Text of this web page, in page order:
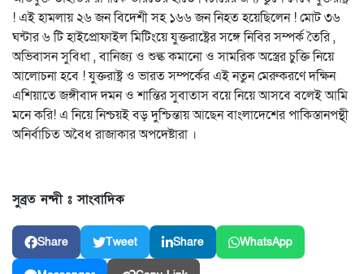
! এই হামলায় ২৬ জন বিদেশী সহ ১৬৬ জন নিহত হয়েছিলেন ! মোট ৩৬
ঘন্টার ৬ টি হাইপ্রোফাইল মিটিংয়ে যুক্তরাষ্ট্রের সঙ্গে নিবির সম্পর্ক তৈরি ,
অভিবাসন সুবিধা , বানিজ্য ও শুল্ক কমানো ও সামরিক অস্ত্রের চুক্তি নিয়ে
আলোচনা হবে ! যুক্তরাষ্ট্র ও ভারত সম্পর্কের এই নতুন মেরুকরণে দক্ষিন
এশিয়াতে জঙ্গীবাদ দমন ও শান্তির সুবাতাস বয়ে নিয়ে আসবে বলেই আমি
মনে করি! এ নিয়ে নিশ্চয়ই বড় দুশ্চিন্তায় আছেন বাংলাদেশের পাকিস্তানপন্থী
অনির্বাচিত অবৈধ রাজাকার অপদেষ্টারা ।
সুব্রত নন্দী ঃ সাংবাদিক
Share Tweet Share WhatsApp